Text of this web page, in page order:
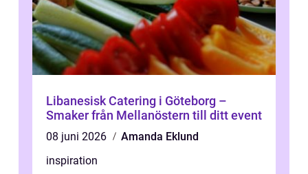
Libanesisk Catering i Göteborg –
Smaker från Mellanöstern till ditt event
08 juni 2026
Amanda Eklund
inspiration